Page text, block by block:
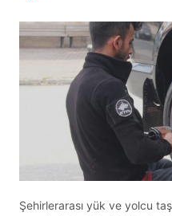
Şehirlerarası yük ve yolcu